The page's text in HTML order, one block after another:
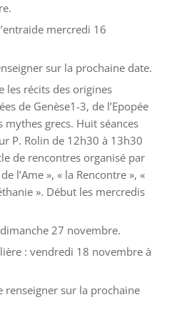
mercredi 16
sur la prochaine date.
les récits des origines
de Genèse1-3, de l’Epopée
mythes grecs. Huit séances
P. Rolin de 12h30 à 13h30
de rencontres organisé par
l’Ame », « la Rencontre », «
». Début les mercredis
27 novembre.
: vendredi 18 novembre à
renseigner sur la prochaine